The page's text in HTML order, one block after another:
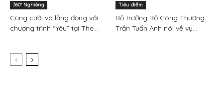
360° Nghiêng
Cùng cười và lắng đọng với
chương trình “Yêu” tại The...
Tiêu điểm
Bộ trưởng Bộ Công Thương
Trần Tuấn Anh nói về vụ...